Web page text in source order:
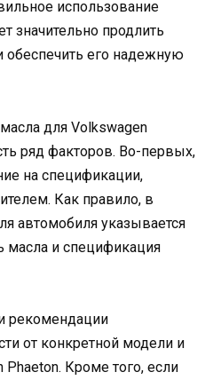
использование
значительно продлить
обеспечить его надежную
для Volkswagen
ряд факторов. Во-первых,
на спецификации,
Как правило, в
автомобиля указывается
масла и спецификация
рекомендации
от конкретной модели и
Кроме того, если